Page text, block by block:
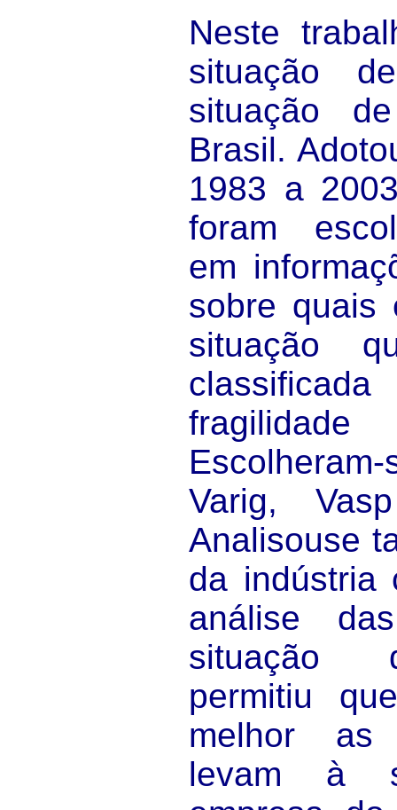
Neste
situação
situação
Brasil.
1983 a
foram
em
sobre quais
situação
Varig,
Analisouse
da indústria
análise
situação
permitiu
melhor as
levam à